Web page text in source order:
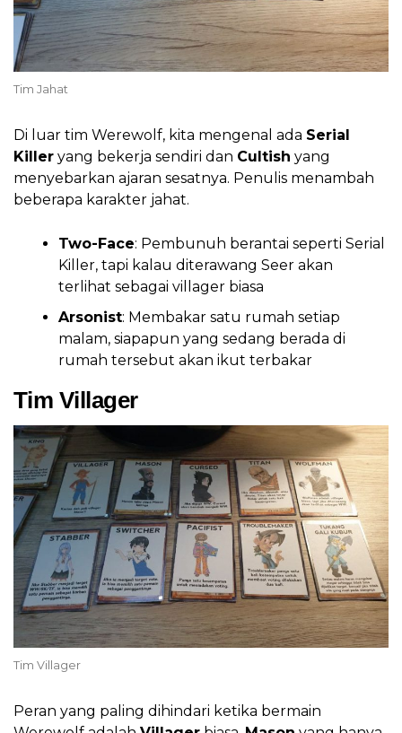
Tim Jahat
Di luar tim Werewolf, kita mengenal ada Serial
Killer yang bekerja sendiri dan Cultish yang
menyebarkan ajaran sesatnya. Penulis menambah
beberapa karakter jahat.
Two-Face: Pembunuh berantai seperti Serial
Killer, tapi kalau diterawang Seer akan
terlihat sebagai villager biasa
Arsonist: Membakar satu rumah setiap
malam, siapapun yang sedang berada di
rumah tersebut akan ikut terbakar
Tim Villager
Tim Villager
Peran yang paling dihindari ketika bermain